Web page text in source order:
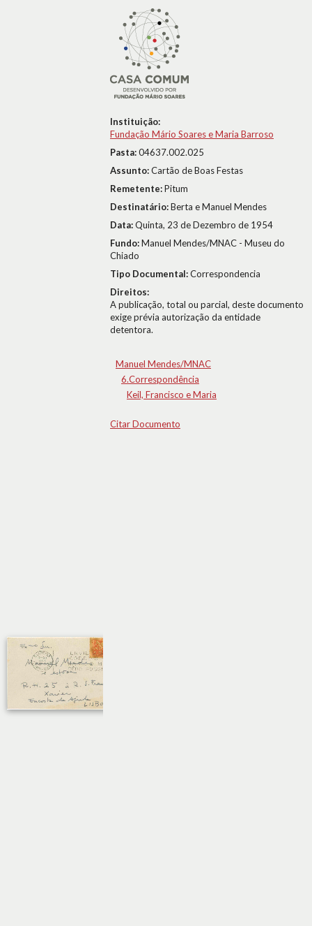
Instituição:
Fundação Mário Soares e Maria Barroso
Pasta:04637.002.025
Assunto:Cartão de Boas Festas
Remetente:Pitum
Destinatário:Berta e Manuel Mendes
Data:Quinta, 23 de Dezembro de 1954
Fundo:Manuel Mendes/MNAC - Museu do
Chiado
Tipo Documental:Correspondencia
Direitos:
A publicação, total ou parcial, deste documento
exige prévia autorização da entidade
detentora.
Manuel Mendes/MNAC
6.Correspondência
Keil, Francisco e Maria
Citar Documento